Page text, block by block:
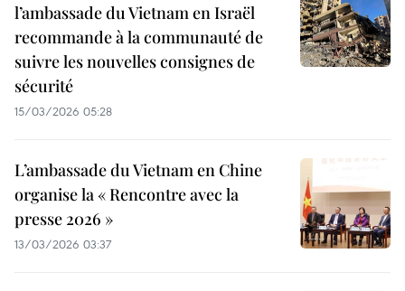
l’ambassade du Vietnam en Israël
recommande à la communauté de
suivre les nouvelles consignes de
sécurité
15/03/2026 05:28
L’ambassade du Vietnam en Chine
organise la « Rencontre avec la
presse 2026 »
13/03/2026 03:37